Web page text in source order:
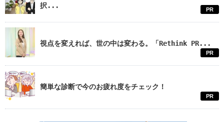
択... PR
視点を変えれば、世の中は変わる。「Rethink PR...
PR
簡単な診断で今のお疲れ度をチェック！
PR